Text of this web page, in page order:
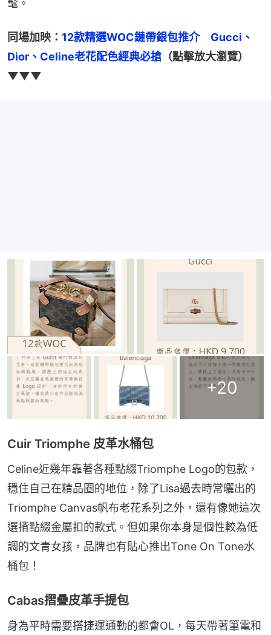
髦。
同場加映： 12款精選WOC鏈帶銀包推介　Gucci、
Dior、Celine老花配色經典必搶 （點擊放大瀏覽）
▼▼▼
+20
Cuir Triomphe 皮革水桶包
Celine近幾年靠著各種點綴Triomphe Logo的包款，
穩住自己在精品圈的地位，除了Lisa過去時常曬出的
Triomphe Canvas帆布老花系列之外，還有像她這次
選揹點綴金屬扣的款式。但如果你本身是個性較為低
調的文青女孩，品牌也有貼心推出Tone On Tone水
桶包！
Cabas摺疊皮革手提包
身為平時需要搭捷運通勤的都會OL，每天帶著筆電和